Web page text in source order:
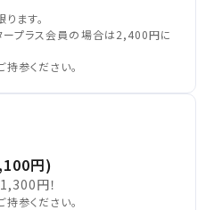
ます。
プラス会員の場合は2,400円に
参ください。
円)
円！
参ください。